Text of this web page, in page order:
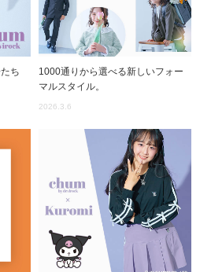
ち
1000通りから選べる新しいフォー
マルスタイル。
2026.3.6